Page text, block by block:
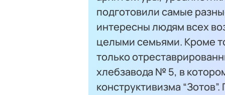
подготовили самые
интересны людям всех
целыми семьями. Кроме
только
хлебзавода № 5, в
конструктивизма